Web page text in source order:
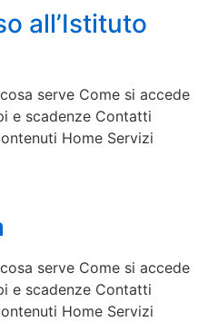
all’Istituto
serve Come si accede
e scadenze Contatti
Home Servizi
serve Come si accede
e scadenze Contatti
Home Servizi